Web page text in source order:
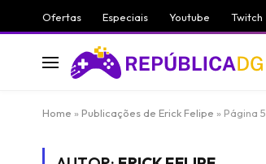
Ofertas Especiais Youtube Twitch
Home » Publicações de Erick Felipe » Página 5